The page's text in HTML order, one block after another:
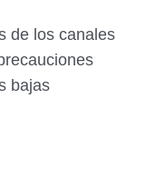
de los canales
bajas